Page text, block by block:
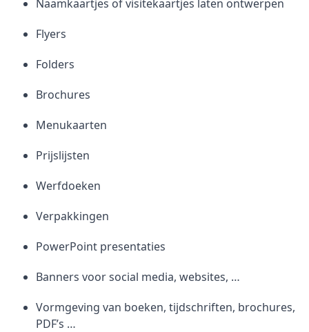
Naamkaartjes of visitekaartjes laten ontwerpen
Flyers
Folders
Brochures
Menukaarten
Prijslijsten
Werfdoeken
Verpakkingen
PowerPoint presentaties
Banners voor social media, websites, …
Vormgeving van boeken, tijdschriften, brochures,
PDF’s …